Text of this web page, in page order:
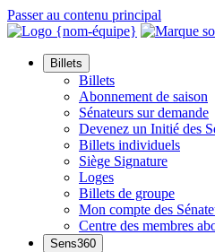
Passer au contenu principal
Billets
Billets
Abonnement de saison
Sénateurs sur demande
Devenez un Initié des
Billets individuels
Siège Signature
Loges
Billets de groupe
Mon compte des
Centre des membres
Sens360